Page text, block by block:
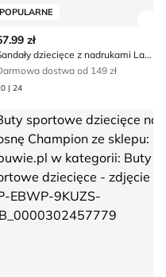
POPULARNE
zł
Sandały dziecięce z nadrukami Lasocki
dostwa od 149 zł
| 24
sportowe dziecięce na